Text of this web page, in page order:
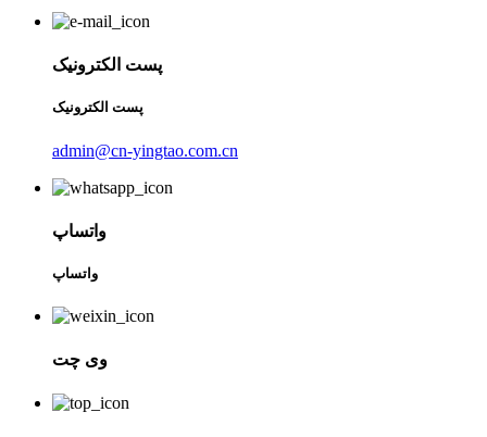
پست الکترونیک
پست الکترونیک
admin@cn-yingtao.com.cn
واتساپ
واتساپ
وی چت